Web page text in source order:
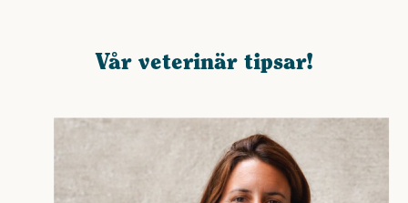
Vår veterinär tipsar!